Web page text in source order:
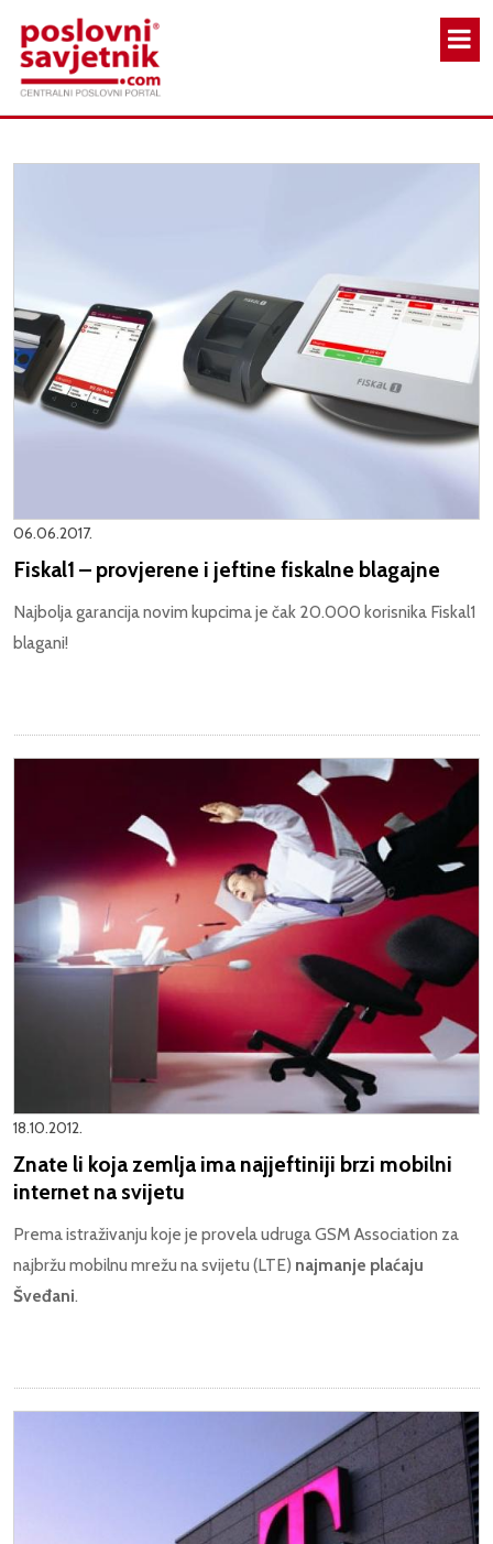
06.06.2017.
Fiskal1 – provjerene i jeftine fiskalne blagajne
Najbolja garancija novim kupcima je čak 20.000 korisnika Fiskal1
blagani!
18.10.2012.
Znate li koja zemlja ima najjeftiniji brzi mobilni
internet na svijetu
Prema istraživanju koje je provela udruga GSM Association za
najbržu mobilnu mrežu na svijetu (LTE) najmanje plaćaju
Šveđani.